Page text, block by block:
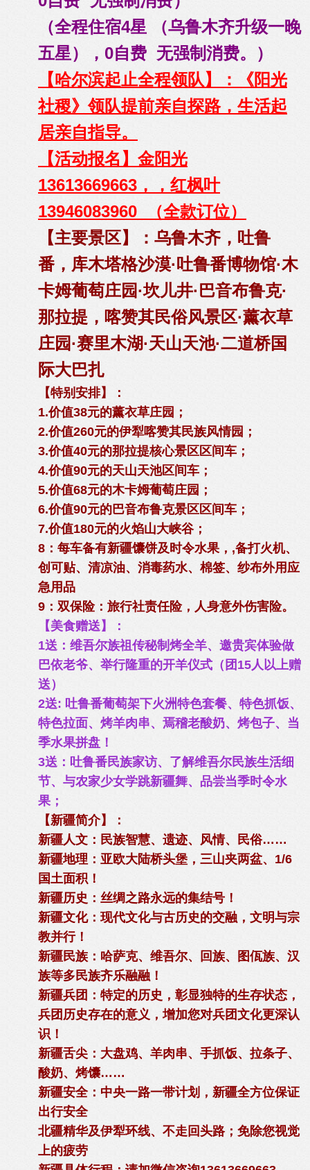
（全程住宿4星 （乌鲁木齐升级一晚
五星），0自费 无强制消费。）
【哈尔滨起止全程领队】：《阳光
社稷》领队提前亲自探路，生活起
居亲自指导。
【活动报名】金阳光
13613669663，，红枫叶
13946083960 （全款订位）
【主要景区】：乌鲁木齐，吐鲁
番，库木塔格沙漠·吐鲁番博物馆·木
卡姆葡萄庄园·坎儿井·巴音布鲁克·
那拉提，喀赞其民俗风景区·薰衣草
庄园·赛里木湖·天山天池·二道桥国
际大巴扎
【特别安排】：
1.价值38元的薰衣草庄园；
2.价值260元的伊犁喀赞其民族风情园；
3.价值40元的那拉提核心景区区间车；
4.价值90元的天山天池区间车；
5.价值68元的木卡姆葡萄庄园；
6.价值90元的巴音布鲁克景区区间车；
7.价值180元的火焰山大峡谷；
8：每车备有新疆馕饼及时令水果，,备打火机、
创可贴、清凉油、消毒药水、棉签、纱布外用应
急用品
9：双保险：旅行社责任险，人身意外伤害险。
【美食赠送】：
1送：维吾尔族祖传秘制烤全羊、邀贵宾体验做
巴依老爷、举行隆重的开羊仪式（团15人以上赠
送）
2送: 吐鲁番葡萄架下火洲特色套餐、特色抓饭、
特色拉面、烤羊肉串、焉稽老酸奶、烤包子、当
季水果拼盘！
3送：吐鲁番民族家访、了解维吾尔民族生活细
节、与农家少女学跳新疆舞、品尝当季时令水
果；
【新疆简介】：
新疆人文：民族智慧、遗迹、风情、民俗……
新疆地理：亚欧大陆桥头堡，三山夹两盆、1/6
国土面积！
新疆历史：丝绸之路永远的集结号！
新疆文化：现代文化与古历史的交融，文明与宗
教并行！
新疆民族：哈萨克、维吾尔、回族、图佤族、汉
族等多民族齐乐融融！
新疆兵团：特定的历史，彰显独特的生存状态，
兵团历史存在的意义，增加您对兵团文化更深认
识！
新疆舌尖：大盘鸡、羊肉串、手抓饭、拉条子、
酸奶、烤馕……
新疆安全：中央一路一带计划，新疆全方位保证
出行安全
北疆精华及伊犁环线、不走回头路；免除您视觉
上的疲劳